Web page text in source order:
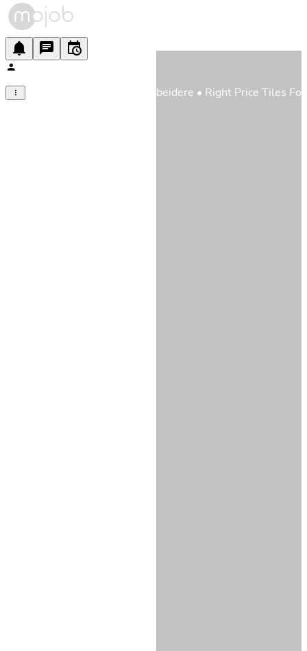
Vi søker engasjerte medarbeidere • Right Price Tiles